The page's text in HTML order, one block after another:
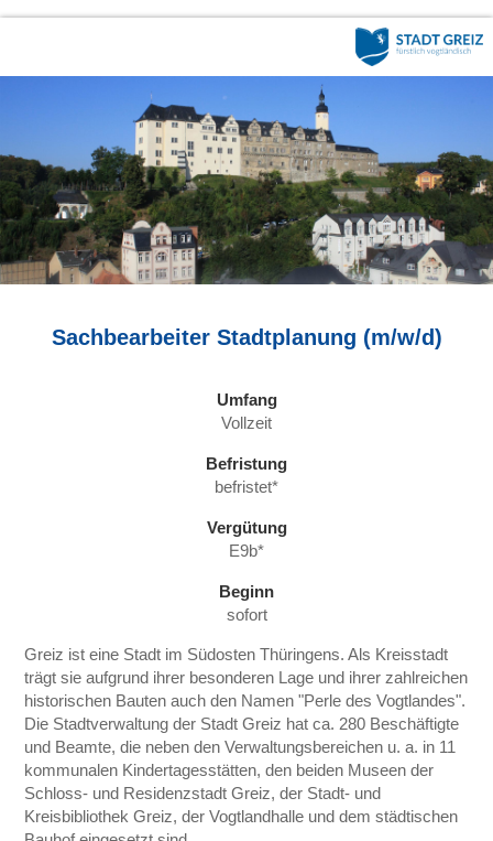
Sachbearbeiter Stadtplanung (m/w/d)
Umfang
Vollzeit
Befristung
befristet*
Vergütung
E9b*
Beginn
sofort
Greiz ist eine Stadt im Südosten Thüringens. Als Kreisstadt
trägt sie aufgrund ihrer besonderen Lage und ihrer zahlreichen
historischen Bauten auch den Namen "Perle des Vogtlandes".
Die Stadtverwaltung der Stadt Greiz hat ca. 280 Beschäftigte
und Beamte, die neben den Verwaltungsbereichen u. a. in 11
kommunalen Kindertagesstätten, den beiden Museen der
Schloss- und Residenzstadt Greiz, der Stadt- und
Kreisbibliothek Greiz, der Vogtlandhalle und dem städtischen